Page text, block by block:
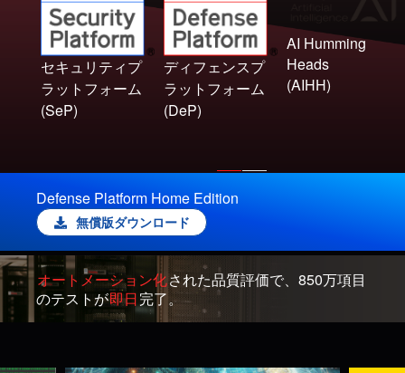
セキュリティプ
ラットフォーム
(SeP)
ディフェンスプ
ラットフォーム
(DeP)
AI Humming
Heads
(AIHH)
Defense Platform Home Edition
無償版ダウンロード
オートメーション化された品質評価で、850万項目
のテストが即日完了。